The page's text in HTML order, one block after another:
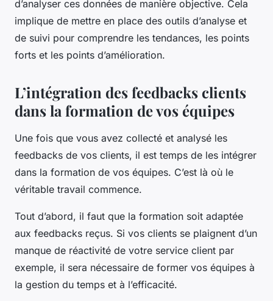
d’analyser ces données de manière objective. Cela
implique de mettre en place des outils d’analyse et
de suivi pour comprendre les tendances, les points
forts et les points d’amélioration.
L’intégration des feedbacks clients
dans la formation de vos équipes
Une fois que vous avez collecté et analysé les
feedbacks de vos clients, il est temps de les intégrer
dans la formation de vos équipes. C’est là où le
véritable travail commence.
Tout d’abord, il faut que la formation soit adaptée
aux feedbacks reçus. Si vos clients se plaignent d’un
manque de réactivité de votre service client par
exemple, il sera nécessaire de former vos équipes à
la gestion du temps et à l’efficacité.